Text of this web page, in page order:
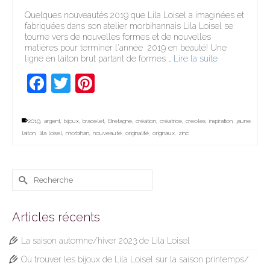
Quelques nouveautés 2019 que Lila Loisel a imaginées et
fabriquées dans son atelier morbihannais Lila Loisel se
tourne vers de nouvelles formes et de nouvelles
matières pour terminer l'année 2019 en beauté! Une
ligne en laiton brut partant de formes … Lire la suite
Facebook
Twitter
2019, argent, bijoux, bracelet, Bretagne, création, créatrice, creoles, inspiration, jaune,
laiton, lila loisel, morbihan, nouveauté, originalité, originaux, zinc
Rechercher :
Articles récents
La saison automne/hiver 2023 de Lila Loisel
Où trouver les bijoux de Lila Loisel sur la saison printemps/